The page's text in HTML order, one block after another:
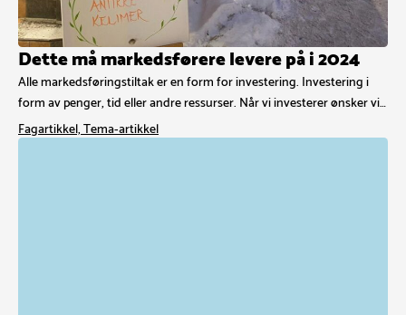
Dette må markedsførere levere på i 2024
Alle markedsføringstiltak er en form for investering. Investering i
form av penger, tid eller andre ressurser. Når vi investerer ønsker vi…
Fagartikkel, Tema-artikkel